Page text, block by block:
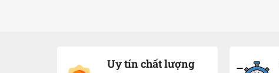
Uy tín chất lượng